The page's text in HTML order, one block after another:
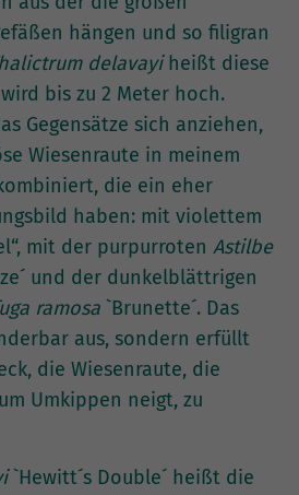
hängen und so filigran
delavayiheißt diese
bis zu 2 Meter hoch.
Gegensätze sich anziehen,
Wiesenraute in meinem
die ein eher
haben: mit violettem
mit der purpurroten Astilbe
und der dunkelblättrigen
ramosa `Brunette´. Das
aus, sondern erfüllt
die Wiesenraute, die
Umkippen neigt, zu
`Hewitt´s Double´ heißt die